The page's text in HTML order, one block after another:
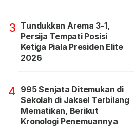
3 Tundukkan Arema 3-1,
Persija Tempati Posisi
Ketiga Piala Presiden Elite
2026
4 995 Senjata Ditemukan di
Sekolah di Jaksel Terbilang
Mematikan, Berikut
Kronologi Penemuannya